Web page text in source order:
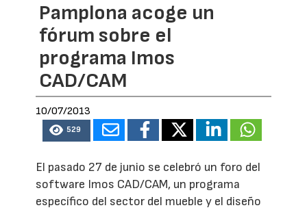
Pamplona acoge un
fórum sobre el
programa Imos
CAD/CAM
10/07/2013
529
El pasado 27 de junio se celebró un foro del
software Imos CAD/CAM, un programa
específico del sector del mueble y el diseño